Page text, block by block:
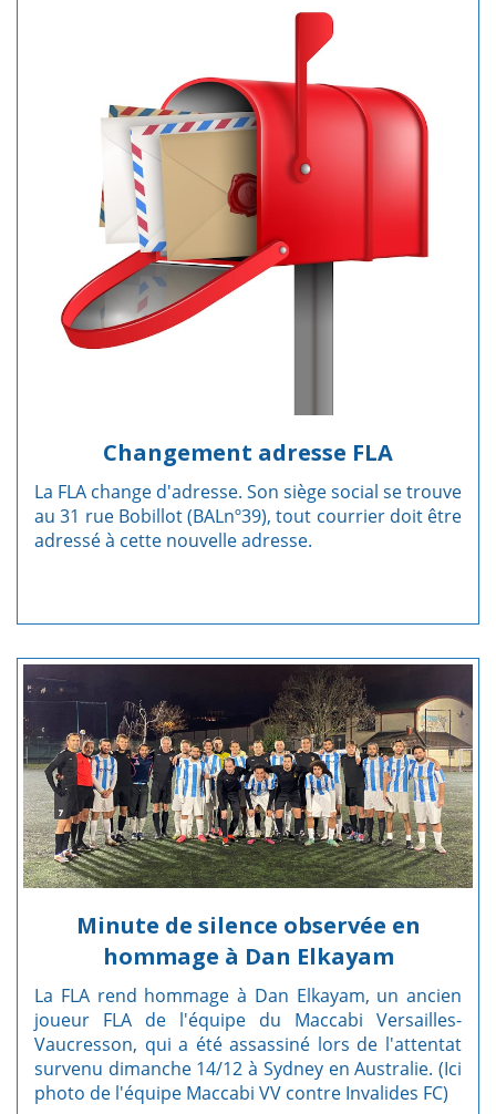
Changement adresse FLA
La FLA change d'adresse. Son siège social se trouve
au 31 rue Bobillot (BALnº39), tout courrier doit être
adressé à cette nouvelle adresse.
Minute de silence observée en
hommage à Dan Elkayam
La FLA rend hommage à Dan Elkayam, un ancien
joueur FLA de l'équipe du Maccabi Versailles-
Vaucresson, qui a été assassiné lors de l'attentat
survenu dimanche 14/12 à Sydney en Australie. (Ici
photo de l'équipe Maccabi VV contre Invalides FC)